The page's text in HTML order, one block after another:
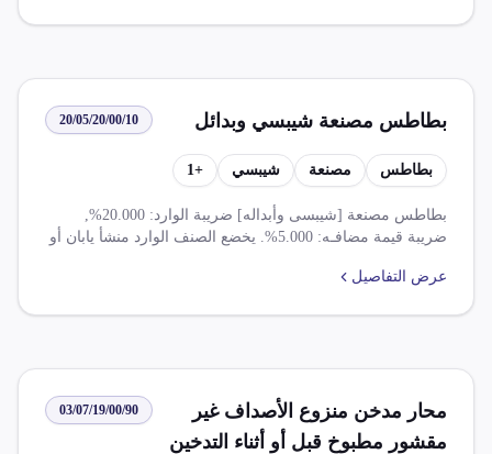
بطاطس مصنعة شيبسي وبدائل 20/05/20/00/10
بطاطس مصنعة شيبسي +
1
بطاطس مصنعة [شيبسى وأبداله] ضريبة الوارد: 20.000%,
ضريبة قيمة مضافـه: 5.000%. يخضع الصنف الوارد منشأ يابان أو
عرض التفاصيل
محار مدخن منزوع الأصداف غير
مقشور مطبوخ قبل أو أثناء التدخين
03/07/19/00/90